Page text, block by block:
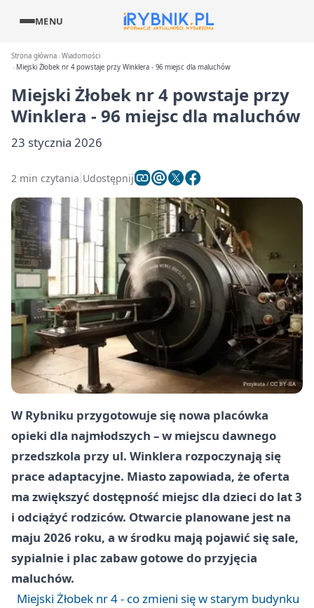
MENU
Strona główna Wiadomości
Miejski Żłobek nr 4 powstaje przy Winklera - 96 miejsc dla maluchów
Miejski Żłobek nr 4 powstaje przy
Winklera - 96 miejsc dla maluchów
23 stycznia 2026
2 min czytania Udostępnij
W Rybniku przygotowuje się nowa placówka
opieki dla najmłodszych – w miejscu dawnego
przedszkola przy ul. Winklera rozpoczynają się
prace adaptacyjne. Miasto zapowiada, że oferta
ma zwiększyć dostępność miejsc dla dzieci do lat 3
i odciążyć rodziców. Otwarcie planowane jest na
maju 2026 roku, a w środku mają pojawić się sale,
sypialnie i plac zabaw gotowe do przyjęcia
maluchów.
Miejski Żłobek nr 4 - co zmieni się w starym budynku